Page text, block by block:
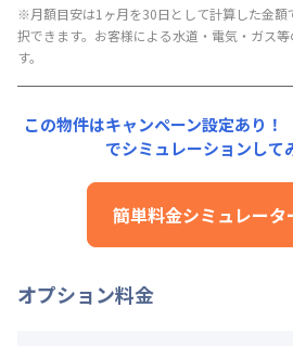
管理費：24,000円/月 (800円/日)
初期費用詳細料金
契約事務手数料
月額賃料目安詳細料金（30日利用）
賃料：111,000円/月 (3,700円/日)
光熱費：
清掃料：15,000円/回 (税抜)
その他費用詳細料金
24,000円/月 (800円/日)
契約事務手数料
※月額目安は1ヶ月を30日として計算した金額
択できます。お客様による水道・電気・ガス
す。
この物件はキャンペーン設定あり！
でシミュレーションして
簡単料金シミュレータ
オプション料金